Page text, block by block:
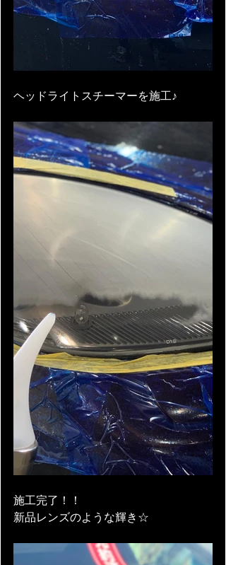
ヘッドライトスチーマーを施工♪
施工完了！！
新品レンズのような輝き☆